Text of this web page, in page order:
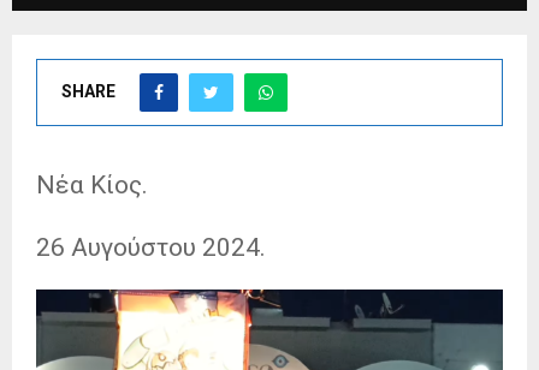
SHARE
Νέα Κίος.
26 Αυγούστου 2024.